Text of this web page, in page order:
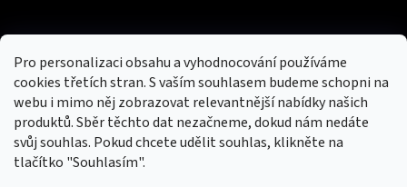
Pro personalizaci obsahu a vyhodnocování používáme
cookies třetích stran. S vaším souhlasem budeme schopni na
webu i mimo něj zobrazovat relevantnější nabídky našich
produktů. Sběr těchto dat nezačneme, dokud nám nedáte
svůj souhlas. Pokud chcete udělit souhlas, klikněte na
tlačítko "Souhlasím".